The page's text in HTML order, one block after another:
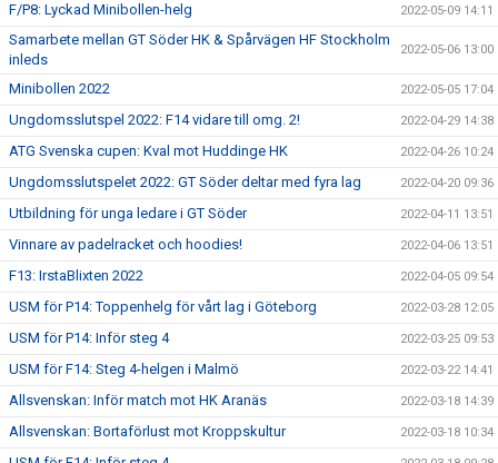
F/P8: Lyckad Minibollen-helg 2022-05-09 14:11
Samarbete mellan GT Söder HK & Spårvägen HF Stockholm
inleds
2022-05-06 13:00
Minibollen 2022 2022-05-05 17:04
Ungdomsslutspel 2022: F14 vidare till omg. 2! 2022-04-29 14:38
ATG Svenska cupen: Kval mot Huddinge HK 2022-04-26 10:24
Ungdomsslutspelet 2022: GT Söder deltar med fyra lag 2022-04-20 09:36
Utbildning för unga ledare i GT Söder 2022-04-11 13:51
Vinnare av padelracket och hoodies! 2022-04-06 13:51
F13: IrstaBlixten 2022 2022-04-05 09:54
USM för P14: Toppenhelg för vårt lag i Göteborg 2022-03-28 12:05
USM för P14: Inför steg 4 2022-03-25 09:53
USM för F14: Steg 4-helgen i Malmö 2022-03-22 14:41
Allsvenskan: Inför match mot HK Aranäs 2022-03-18 14:39
Allsvenskan: Bortaförlust mot Kroppskultur 2022-03-18 10:34